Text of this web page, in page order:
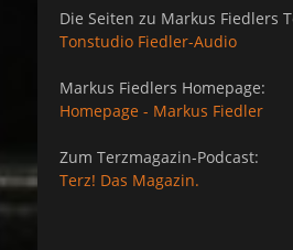
Die Seiten zu Markus Fiedlers
Tonstudio Fiedler-Audio
Markus Fiedlers Homepage:
Homepage - Markus Fiedler
Zum Terzmagazin-Podcast:
Terz! Das Magazin.